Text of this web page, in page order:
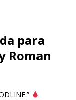
para
Roman